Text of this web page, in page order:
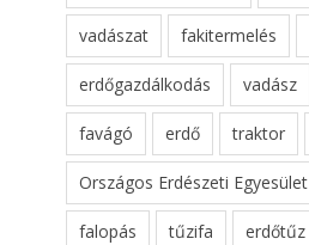
vadászat fakitermelés
erdőgazdálkodás vadász
favágó erdő traktor
Országos Erdészeti Egyesület
falopás tűzifa erdőtűz